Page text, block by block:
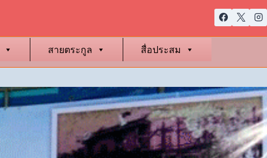
สายตระกูล สื่อประสม